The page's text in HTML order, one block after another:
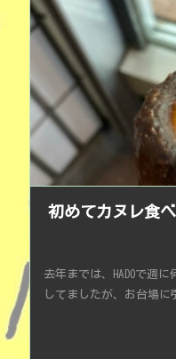
初めてカヌレ食べ
去年までは、HADOで週
してましたが、お台場